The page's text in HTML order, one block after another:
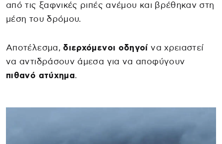
από τις ξαφνικές ριπές ανέμου και βρέθηκαν στη
μέση του δρόμου.
Αποτέλεσμα, διερχόμενοι οδηγοί να χρειαστεί
να αντιδράσουν άμεσα για να αποφύγουν
πιθανό ατύχημα.